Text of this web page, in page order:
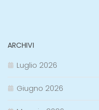
ARCHIVI
Luglio 2026
Giugno 2026